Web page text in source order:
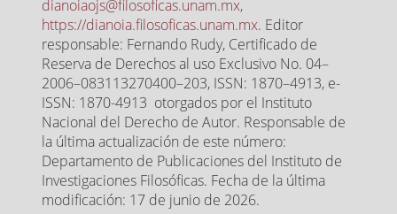
dianoiaojs@filosoficas.unam.mx,
https://dianoia.filosoficas.unam.mx. Editor
responsable: Fernando Rudy, Certificado de
Reserva de Derechos al uso Exclusivo No. 04–
2006–083113270400–203, ISSN: 1870–4913, e-
ISSN: 1870-4913 otorgados por el Instituto
Nacional del Derecho de Autor. Responsable de
la última actualización de este número:
Departamento de Publicaciones del Instituto de
Investigaciones Filosóficas. Fecha de la última
modificación: 17 de junio de 2026.